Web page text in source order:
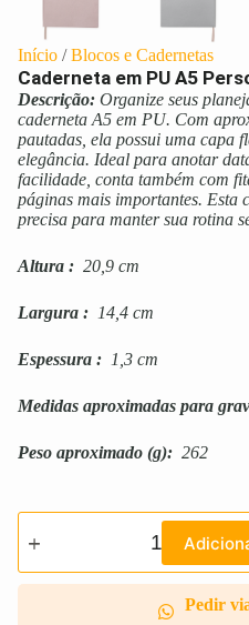
Início /Blocos e Cadernetas
Caderneta em PU A5
Descrição: Organize seus
caderneta A5 em PU. Com
pautadas, ela possui uma capa
elegância. Ideal para anotar
facilidade, conta também com
páginas mais importantes. Esta
precisa para manter sua rotina
Altura : 20,9 cm
Largura : 14,4 cm
Espessura : 1,3 cm
Medidas aproximadas para
Peso aproximado (g): 262
Pedir